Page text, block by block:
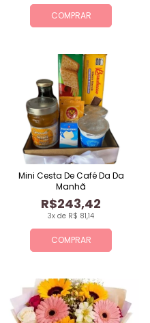
COMPRAR
COMPRAR
3x de R$ 81,14
R$243,42
Mini Cesta De Café Da Da
Manhã